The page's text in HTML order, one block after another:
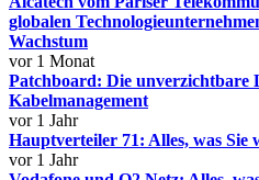
globalen
Wachstum
vor 1 Monat
Patchboard: Die unverzichtbare
Kabelmanagement
vor 1 Jahr
Hauptverteiler 71: Alles, was Sie
vor 1 Jahr